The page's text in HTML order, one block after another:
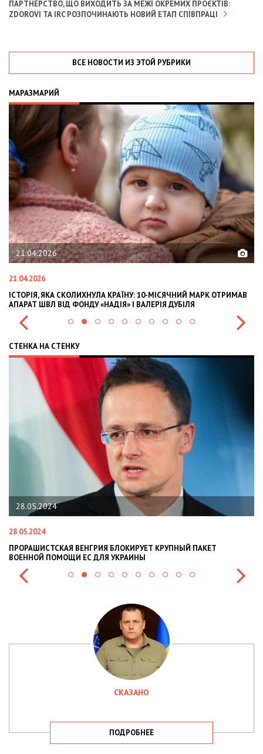
ПАРТНЕРСТВО, ЩО ВИХОДИТЬ ЗА МЕЖІ ОКРЕМИХ ПРОЄКТІВ:
ZDOROVI ТА IRC РОЗПОЧИНАЮТЬ НОВИЙ ЕТАП СПІВПРАЦІ
ВСЕ НОВОСТИ ИЗ ЭТОЙ РУБРИКИ
МАРАЗМАРИЙ
МАРК ОТРИМАВ
02.02.2026
OLEKSII ABASOV: HOW UKRAINIAN BUSINESSES CAN
INTERNATIONAL INVESTMENTS AND HEDGE RISKS
СТЕНКА НА СТЕНКУ
ПАКЕТ
22.01.2024
НАЦПОЛІЦІЯ ЛЯКАЄ ГРОМАДЯН ПОГІРШЕННЯМ
СИТУАЦІЇ В РАЗІ МОБІЛІЗАЦІЇ ПОЛІЦІЯНТІВ НА
СКАЗАНО
ПОДРОБНЕЕ